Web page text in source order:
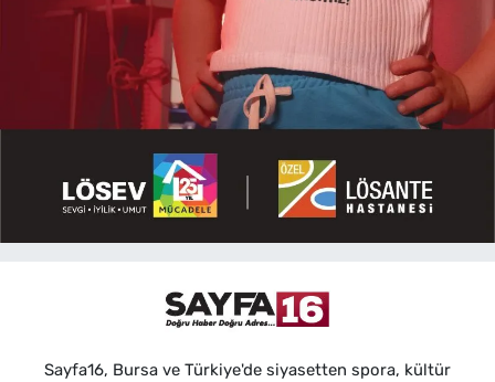
Sayfa16, Bursa ve Türkiye'de siyasetten spora, kültür